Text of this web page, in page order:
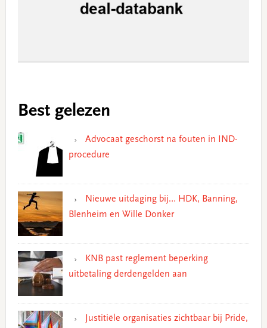
Best gelezen
Advocaat geschorst na fouten in IND-
procedure
Nieuwe uitdaging bij… HDK, Banning,
Blenheim en Wille Donker
KNB past reglement beperking
uitbetaling derdengelden aan
Justitiële organisaties zichtbaar bij Pride,